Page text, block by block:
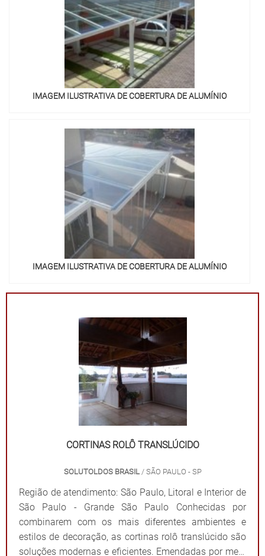
IMAGEM ILUSTRATIVA DE COBERTURA DE ALUMÍNIO
IMAGEM ILUSTRATIVA DE COBERTURA DE ALUMÍNIO
CORTINAS ROLÔ TRANSLÚCIDO
SOLUTOLDOS BRASIL/ SÃO PAULO - SP
Região de atendimento: São Paulo, Litoral e Interior de
São Paulo - Grande São Paulo Conhecidas por
combinarem com os mais diferentes ambientes e
estilos de decoração, as cortinas rolô translúcido são
soluções modernas e eficientes. Emendadas por meio